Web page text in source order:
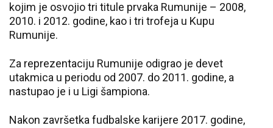
kojim je osvojio tri titule prvaka Rumunije – 2008,
2010. i 2012. godine, kao i tri trofeja u Kupu
Rumunije.
Za reprezentaciju Rumunije odigrao je devet
utakmica u periodu od 2007. do 2011. godine, a
nastupao je i u Ligi šampiona.
Nakon završetka fudbalske karijere 2017. godine,